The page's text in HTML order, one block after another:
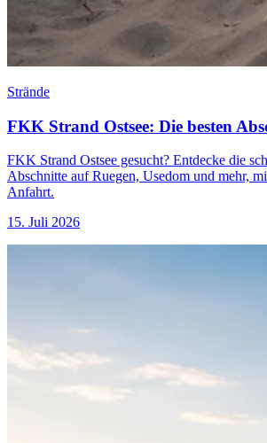
Strände
FKK Strand Ostsee: Die besten
FKK Strand Ostsee gesucht? Entdecke die
Abschnitte auf Ruegen, Usedom und mehr,
Anfahrt.
15. Juli 2026